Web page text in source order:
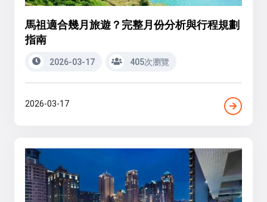
馬祖適合幾月旅遊？完整月份分析與行程規劃
指南
2026-03-17 405次瀏覽
2026-03-17